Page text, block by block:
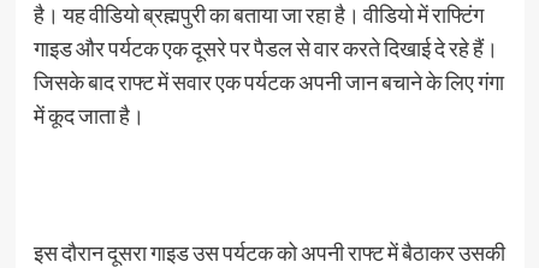
है। यह वीडियो ब्रह्मपुरी का बताया जा रहा है। वीडियो में राफ्टिंग
गाइड और पर्यटक एक दूसरे पर पैडल से वार करते दिखाई दे रहे हैं।
जिसके बाद राफ्ट में सवार एक पर्यटक अपनी जान बचाने के लिए गंगा
में कूद जाता है।
इस दौरान दूसरा गाइड उस पर्यटक को अपनी राफ्ट में बैठाकर उसकी